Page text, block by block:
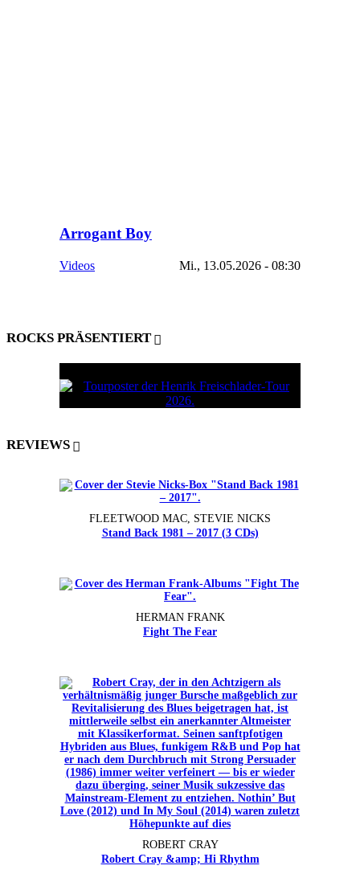
Arrogant Boy
Videos Mi., 13.05.2026 - 08:30
ROCKS PRÄSENTIERT
REVIEWS
FLEETWOOD MAC, STEVIE NICKS
Stand Back 1981 – 2017 (3 CDs)
HERMAN FRANK
Fight The Fear
ROBERT CRAY
Robert Cray &amp; Hi Rhythm